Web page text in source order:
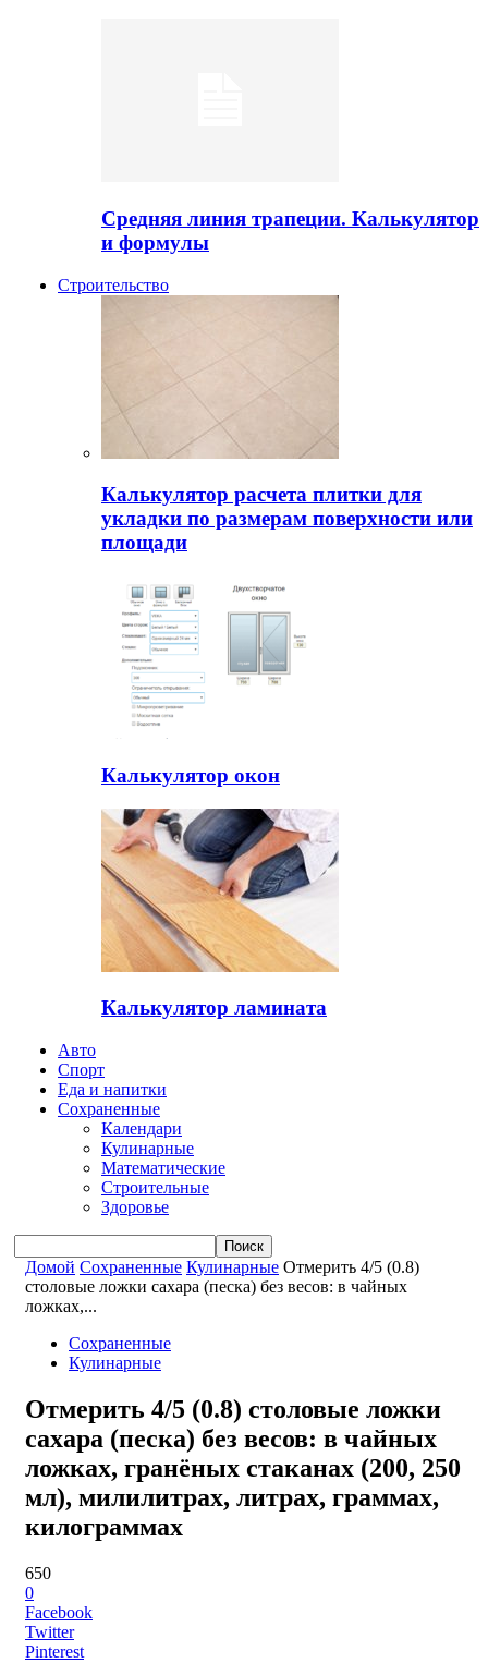
Средняя линия трапеции. Калькулятор
и формулы
Строительство
Калькулятор расчета плитки для
укладки по размерам поверхности или
площади
Калькулятор окон
Калькулятор ламината
Авто
Спорт
Еда и напитки
Сохраненные
Календари
Кулинарные
Математические
Строительные
Здоровье
Домой Сохраненные Кулинарные Отмерить 4/5 (0.8)
столовые ложки сахара (песка) без весов: в чайных
ложках,...
Сохраненные
Кулинарные
Отмерить 4/5 (0.8) столовые ложки
сахара (песка) без весов: в чайных
ложках, гранёных стаканах (200, 250
мл), милилитрах, литрах, граммах,
килограммах
650
0
Facebook
Twitter
Pinterest